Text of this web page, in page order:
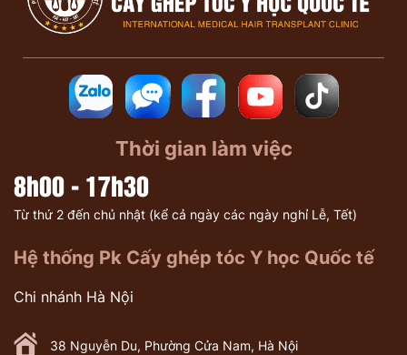
Thời gian làm việc
8h00 - 17h30
Từ thứ 2 đến chủ nhật (kể cả ngày các ngày nghỉ Lễ, Tết)
Hệ thống Pk Cấy ghép tóc Y học Quốc tế
Chi nhánh Hà Nội
38 Nguyễn Du, Phường Cửa Nam, Hà Nội